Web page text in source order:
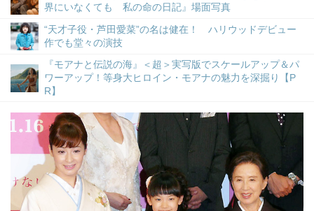
界にいなくても 私の命の日記』場面写真
“天才子役・芦田愛菜”の名は健在！ ハリウッドデビュー
作でも堂々の演技
『モアナと伝説の海』＜超＞実写版でスケールアップ＆パ
ワーアップ！等身大ヒロイン・モアナの魅力を深掘り【P
R】